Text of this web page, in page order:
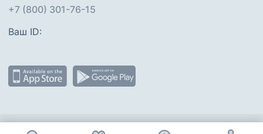
+7 (800) 301-76-15
Ваш ID: